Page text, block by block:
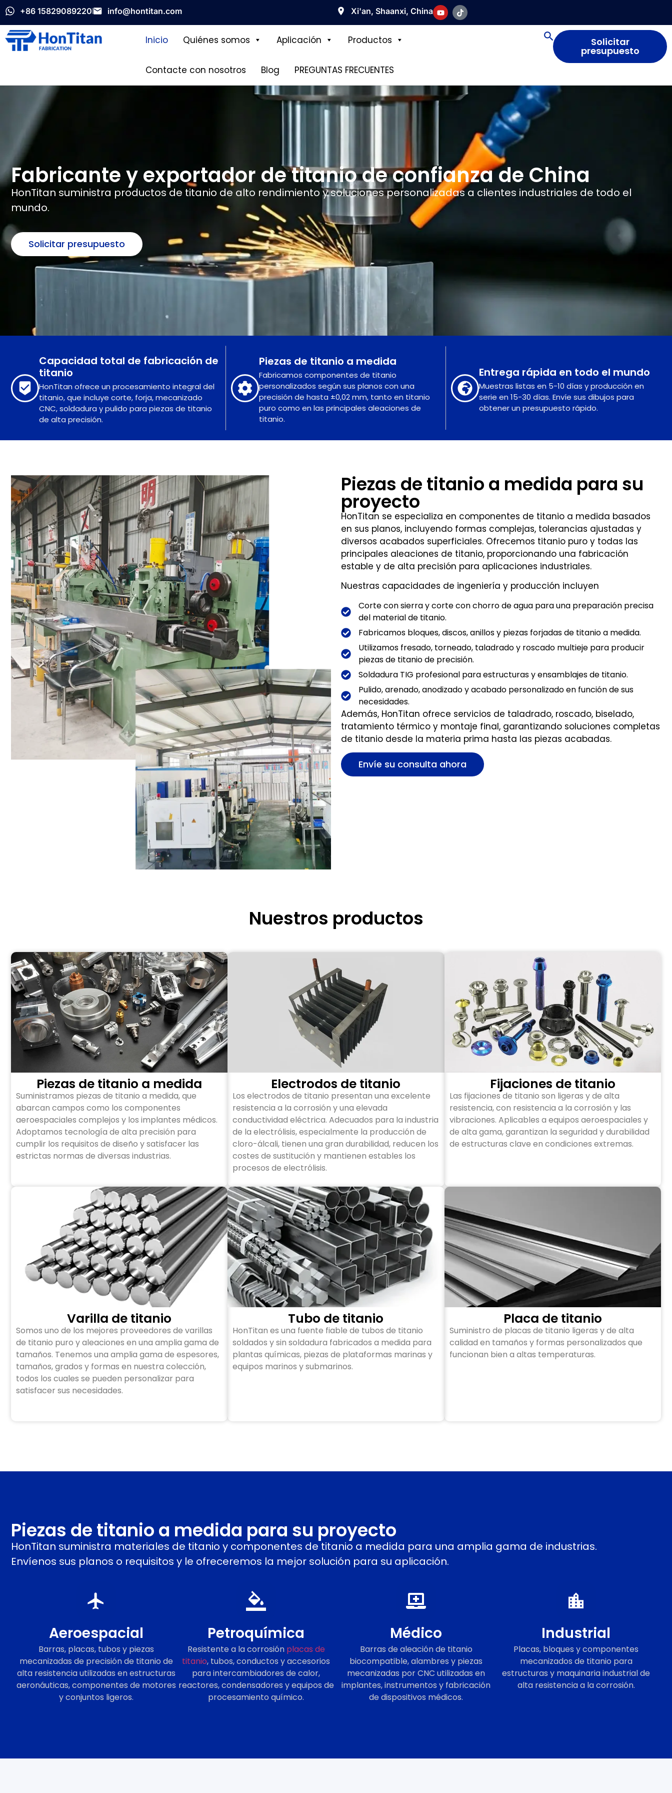
+86 15829089220 info@hontitan.com Xi'an, Shaanxi, China
Inicio Quiénes somos Aplicación Productos
Contacte con nosotros Blog PREGUNTAS FRECUENTES
Solicitar
presupuesto
Fabricante y exportador de titanio de confianza de China
HonTitan suministra productos de titanio de alto rendimiento y soluciones personalizadas a clientes industriales de todo el
mundo.
Solicitar presupuesto
Capacidad total de fabricación de
titanio
HonTitan ofrece un procesamiento integral del
titanio, que incluye corte, forja, mecanizado
CNC, soldadura y pulido para piezas de titanio
de alta precisión.
Piezas de titanio a medida
Fabricamos componentes de titanio
personalizados según sus planos con una
precisión de hasta ±0,02 mm, tanto en titanio
puro como en las principales aleaciones de
titanio.
Entrega rápida en todo el mundo
Muestras listas en 5-10 días y producción en
serie en 15-30 días. Envíe sus dibujos para
obtener un presupuesto rápido.
Piezas de titanio a medida para su
proyecto
HonTitan se especializa en componentes de titanio a medida basados
en sus planos, incluyendo formas complejas, tolerancias ajustadas y
diversos acabados superficiales. Ofrecemos titanio puro y todas las
principales aleaciones de titanio, proporcionando una fabricación
estable y de alta precisión para aplicaciones industriales.
Nuestras capacidades de ingeniería y producción incluyen
Corte con sierra y corte con chorro de agua para una preparación precisa
del material de titanio.
Fabricamos bloques, discos, anillos y piezas forjadas de titanio a medida.
Utilizamos fresado, torneado, taladrado y roscado multieje para producir
piezas de titanio de precisión.
Soldadura TIG profesional para estructuras y ensamblajes de titanio.
Pulido, arenado, anodizado y acabado personalizado en función de sus
necesidades.
Además, HonTitan ofrece servicios de taladrado, roscado, biselado,
tratamiento térmico y montaje final, garantizando soluciones completas
de titanio desde la materia prima hasta las piezas acabadas.
Envíe su consulta ahora
Nuestros productos
Piezas de titanio a medida
Suministramos piezas de titanio a medida, que
abarcan campos como los componentes
aeroespaciales complejos y los implantes médicos.
Adoptamos tecnología de alta precisión para
cumplir los requisitos de diseño y satisfacer las
estrictas normas de diversas industrias.
Electrodos de titanio
Los electrodos de titanio presentan una excelente
resistencia a la corrosión y una elevada
conductividad eléctrica. Adecuados para la industria
de la electrólisis, especialmente la producción de
cloro-álcali, tienen una gran durabilidad, reducen los
costes de sustitución y mantienen estables los
procesos de electrólisis.
Fijaciones de titanio
Las fijaciones de titanio son ligeras y de alta
resistencia, con resistencia a la corrosión y las
vibraciones. Aplicables a equipos aeroespaciales y
de alta gama, garantizan la seguridad y durabilidad
de estructuras clave en condiciones extremas.
Varilla de titanio
Somos uno de los mejores proveedores de varillas
de titanio puro y aleaciones en una amplia gama de
tamaños. Tenemos una amplia gama de espesores,
tamaños, grados y formas en nuestra colección,
todos los cuales se pueden personalizar para
satisfacer sus necesidades.
Tubo de titanio
HonTitan es una fuente fiable de tubos de titanio
soldados y sin soldadura fabricados a medida para
plantas químicas, piezas de plataformas marinas y
equipos marinos y submarinos.
Placa de titanio
Suministro de placas de titanio ligeras y de alta
calidad en tamaños y formas personalizados que
funcionan bien a altas temperaturas.
Piezas de titanio a medida para su proyecto
HonTitan suministra materiales de titanio y componentes de titanio a medida para una amplia gama de industrias.
Envíenos sus planos o requisitos y le ofreceremos la mejor solución para su aplicación.
Aeroespacial
Barras, placas, tubos y piezas
mecanizadas de precisión de titanio de
alta resistencia utilizadas en estructuras
aeronáuticas, componentes de motores
y conjuntos ligeros.
Petroquímica
Resistente a la corrosión placas de
titanio, tubos, conductos y accesorios
para intercambiadores de calor,
reactores, condensadores y equipos de
procesamiento químico.
Médico
Barras de aleación de titanio
biocompatible, alambres y piezas
mecanizadas por CNC utilizadas en
implantes, instrumentos y fabricación
de dispositivos médicos.
Industrial
Placas, bloques y componentes
mecanizados de titanio para
estructuras y maquinaria industrial de
alta resistencia a la corrosión.